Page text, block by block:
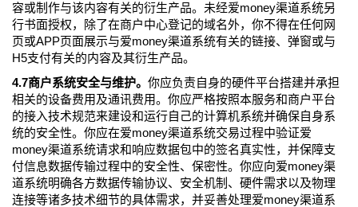
容或制作与该内容有关的衍生产品。未经爱money渠道系统另
行书面授权，除了在商户中心登记的域名外，你不得在任何网
页或APP页面展示与爱money渠道系统有关的链接、弹窗或与
H5支付有关的内容及其衍生产品。
4.7商户系统安全与维护。 你应负责自身的硬件平台搭建并承担
相关的设备费用及通讯费用。你应严格按照本服务和商户平台
的接入技术规范来建设和运行自己的计算机系统并确保自身系
统的安全性。你应在爱money渠道系统交易过程中验证爱
money渠道系统请求和响应数据包中的签名真实性，并保障支
付信息数据传输过程中的安全性、保密性。你应向爱money渠
道系统明确各方数据传输协议、安全机制、硬件需求以及物理
连接等诸多技术细节的具体需求，并妥善处理爱money渠道系